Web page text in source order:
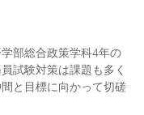
部総合政策学科4年の
試験対策は課題も多く
と目標に向かって切磋